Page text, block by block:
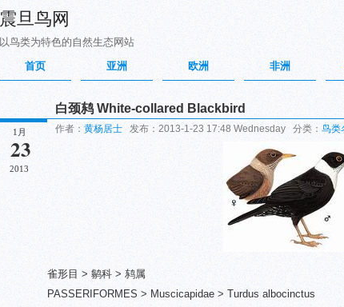
震旦鸟网
以鸟类为特色的自然生态网站
首页 亚洲 欧洲 非洲
1月
23
2013
白颈鸫 White-collared Blackbird
作者： 黄杨居士 发布：2013-1-23 17:48 Wednesday 分类： 鸟类
雀形目 > 鹟科 > 鸫属
PASSERIFORMES > Muscicapidae > Turdus albocinctus